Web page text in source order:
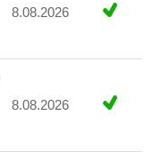
8.08.2026
8.08.2026